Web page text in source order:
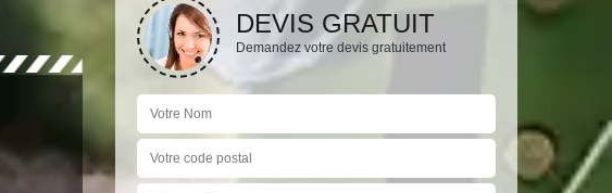
DEVIS GRATUIT
Demandez votre devis gratuitement